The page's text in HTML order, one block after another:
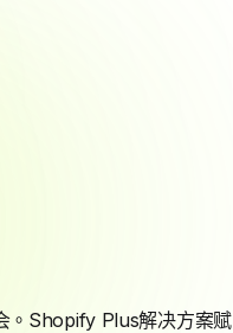
。Shopify Plus解决方案赋